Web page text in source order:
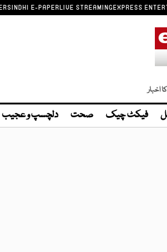
SINDHI E-PAPERLIVE STREAMINGEXPRESS
اخبار
فیکٹ چیک صحت دلچسپ و عجیب